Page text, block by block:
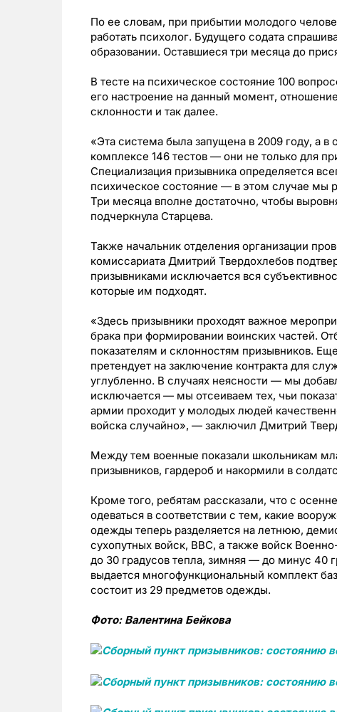
По ее словам, при прибытии молодого
работать психолог. Будущего содата
образовании. Оставшиеся три месяца до
В тесте на психическое состояние 100
его настроение на данный момент,
склонности и так далее.
«Эта система была запущена в 2009 году, а в
комплексе 146 тестов — они не только для
Специализация призывника определяется
психическое состояние — в этом случае мы
Три месяца вполне достаточно, чтобы
подчеркнула Старцева.
Также начальник отделения организации
комиссариата Дмитрий Твердохлебов
призывниками исключается вся
которые им подходят.
«Здесь призывники проходят важное
брака при формировании воинских частей.
показателям и склонностям призывников.
претендует на заключение контракта для
углубленно. В случаях неясности — мы
исключается — мы отсеиваем тех, чьи
армии проходит у молодых людей
войска случайно», — заключил Дмитрий
Между тем военные показали школьникам
призывников, гардероб и накормили в
Кроме того, ребятам рассказали, что с
одеваться в соответствии с тем, какие
одежды теперь разделяется на летнюю,
сухопутных войск, ВВС, а также войск
до 30 градусов тепла, зимняя — до минус 40
выдается многофункциональный комплект
состоит из 29 предметов одежды.
Фото: Валентина Бейкова